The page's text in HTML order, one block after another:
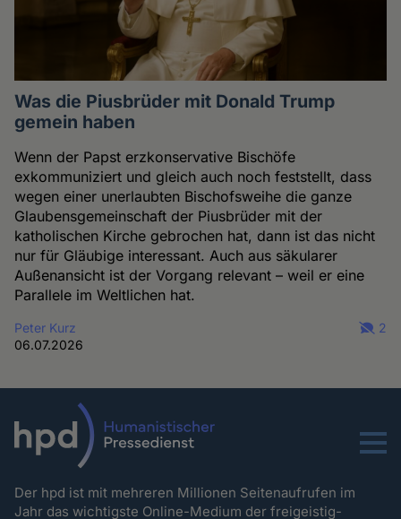
Was die Piusbrüder mit Donald Trump
gemein haben
Wenn der Papst erzkonservative Bischöfe
exkommuniziert und gleich auch noch feststellt, dass
wegen einer unerlaubten Bischofsweihe die ganze
Glaubensgemeinschaft der Piusbrüder mit der
katholischen Kirche gebrochen hat, dann ist das nicht
nur für Gläubige interessant. Auch aus säkularer
Außenansicht ist der Vorgang relevant – weil er eine
Parallele im Weltlichen hat.
Peter Kurz
06.07.2026
2
Menu
Der hpd ist mit mehreren Millionen Seitenaufrufen im
Jahr das wichtigste Online-Medium der freigeistig-